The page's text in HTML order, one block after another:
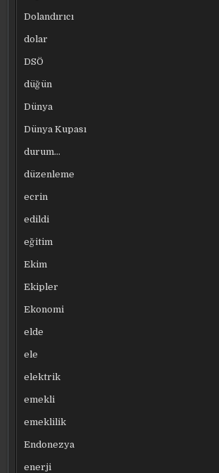
Dolandırıcı
dolar
DSÖ
düğün
Dünya
Dünya Kupası
durum…
düzenleme
ecrin
edildi
eğitim
Ekim
Ekipler
Ekonomi
elde
ele
elektrik
emekli
emeklilik
Endonezya
enerji